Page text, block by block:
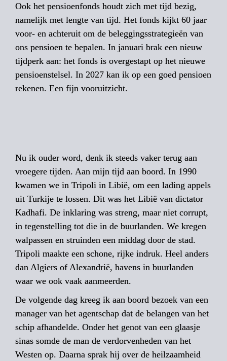
Ook het pensioenfonds houdt zich met tijd bezig,
namelijk met lengte van tijd. Het fonds kijkt 60 jaar
voor- en achteruit om de beleggingsstrategieën van
ons pensioen te bepalen. In januari brak een nieuw
tijdperk aan: het fonds is overgestapt op het nieuwe
pensioenstelsel. In 2027 kan ik op een goed pensioen
rekenen. Een fijn vooruitzicht.
Nu ik ouder word, denk ik steeds vaker terug aan
vroegere tijden. Aan mijn tijd aan boord. In 1990
kwamen we in Tripoli in Libië, om een lading appels
uit Turkije te lossen. Dit was het Libië van dictator
Kadhafi. De inklaring was streng, maar niet corrupt,
in tegenstelling tot die in de buurlanden. We kregen
walpassen en struinden een middag door de stad.
Tripoli maakte een schone, rijke indruk. Heel anders
dan Algiers of Alexandrië, ­havens in buurlanden
De volgende dag kreeg ik aan boord ­bezoek van een
manager van het agentschap dat de belangen van het
schip ­afhandelde. Onder het genot van een glaasje
sinas somde de man de verdorvenheden van het
Westen op. Daarna sprak hij over de ­heilzaamheid